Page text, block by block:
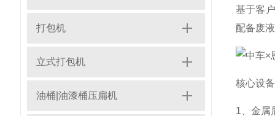
打包机
立式打包机
油桶|油漆桶压扁机
基于客
配备废
核心设
1、金属